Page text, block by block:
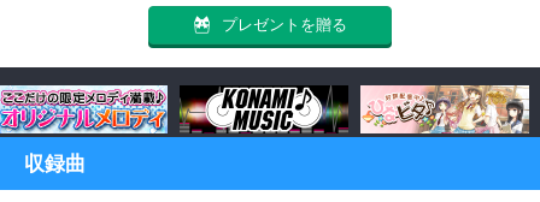
プレゼントを贈る
収録曲